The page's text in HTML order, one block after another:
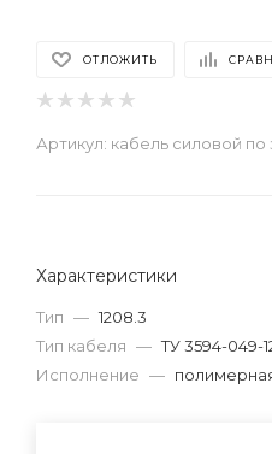
ОТЛОЖИТЬ
Артикул: кабель силовой
Характеристики
Тип — 1208.3
Тип кабеля — ТУ 3594-049-
Исполнение —